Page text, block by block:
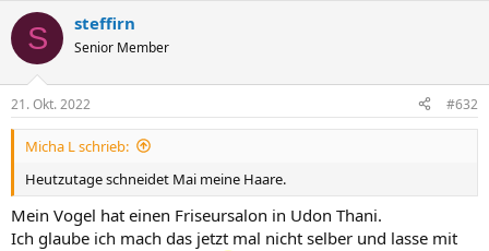
k
i
e
n
S steffirn
Senior Member
21. Okt. 2022 #632
Micha L schrieb:
Heutzutage schneidet Mai meine Haare.
Mein Vogel hat einen Friseursalon in Udon Thani.
Ich glaube ich mach das jetzt mal nicht selber und lasse mit